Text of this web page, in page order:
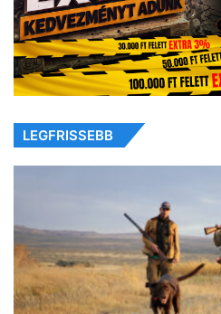
LEGFRISSEBB